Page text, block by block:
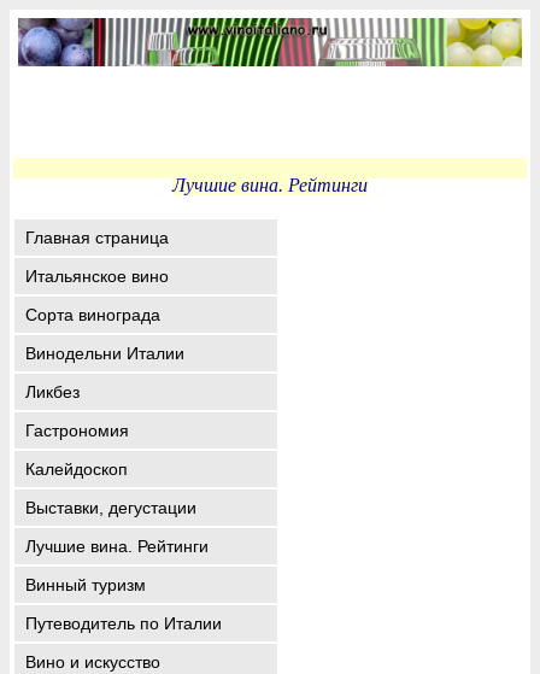
Лучшие вина. Рейтинги
Главная страница
Итальянское вино
Сорта винограда
Винодельни Италии
Ликбез
Гастрономия
Калейдоскоп
Выставки, дегустации
Лучшие вина. Рейтинги
Винный туризм
Путеводитель по Италии
Вино и искусство